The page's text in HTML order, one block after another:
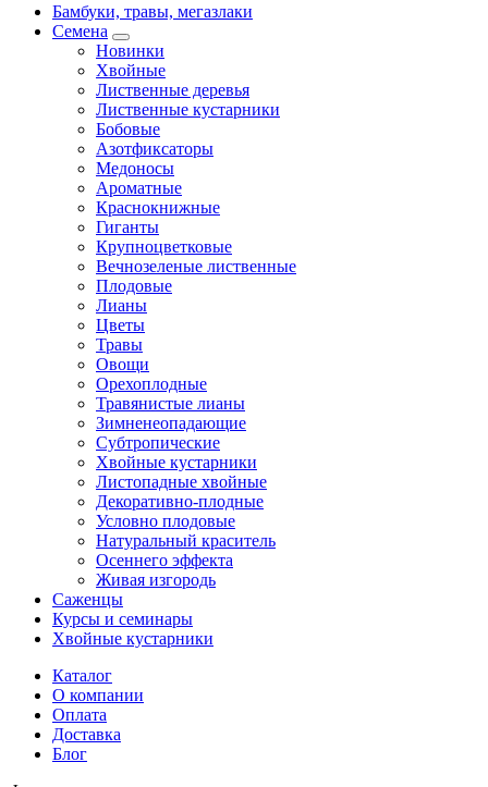
Бамбуки, травы, мегазлаки
Семена
Новинки
Хвойные
Лиственные деревья
Лиственные кустарники
Бобовые
Азотфиксаторы
Медоносы
Ароматные
Краснокнижные
Гиганты
Крупноцветковые
Вечнозеленые лиственные
Плодовые
Лианы
Цветы
Травы
Овощи
Орехоплодные
Травянистые лианы
Зимненеопадающие
Субтропические
Хвойные кустарники
Листопадные хвойные
Декоративно-плодные
Условно плодовые
Натуральный краситель
Осеннего эффекта
Живая изгородь
Саженцы
Курсы и семинары
Хвойные кустарники
Каталог
О компании
Оплата
Доставка
Блог